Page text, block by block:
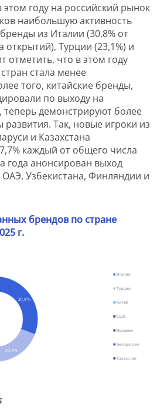
году на российский рынок
наибольшую активность
из Италии (30,8% от
открытий), Турции (23,1%) и
отметить, что в этом году
стала менее
того, китайские бренды,
по выходу на
теперь демонстрируют более
Так, новые игроки из
и Казахстана
каждый от общего числа
года анонсирован выход
Узбекистана, Финляндии и
брендов по стране
г.